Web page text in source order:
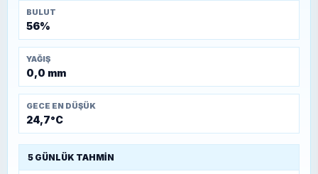
BULUT
56%
YAĞIŞ
0,0 mm
GECE EN DÜŞÜK
24,7°C
5 GÜNLÜK TAHMIN